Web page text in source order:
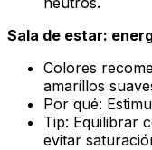
Sala de estar:
Colores
amarillos
Por qué:
Tip: Equilibrar
evitar